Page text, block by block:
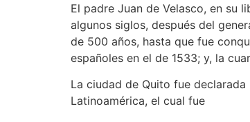
El padre Juan de Velasco, en su
algunos siglos, después del
de 500 años, hasta que fue
españoles en el de 1533; y, la
La ciudad de Quito fue
Latinoamérica, el cual fue